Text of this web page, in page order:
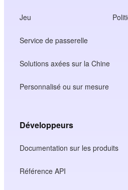
Jeu
Service de passerelle
Solutions axées sur la Chine
Personnalisé ou sur mesure
Développeurs
Documentation sur les produits
Référence API